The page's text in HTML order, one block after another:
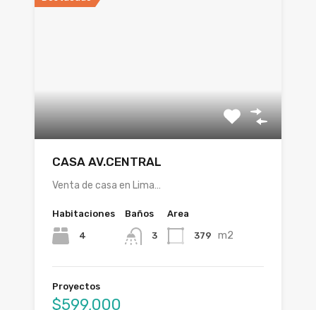
CASA AV.CENTRAL
Venta de casa en Lima…
Habitaciones
4
Baños
3
Area
379 m2
Proyectos
$599,000